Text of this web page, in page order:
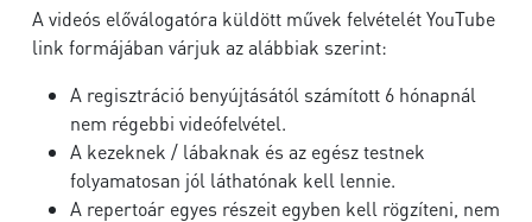
A videós előválogatóra küldött művek felvételét YouTube
link formájában várjuk az alábbiak szerint:
A regisztráció benyújtásától számított 6 hónapnál
nem régebbi videófelvétel.
A kezeknek / lábaknak és az egész testnek
folyamatosan jól láthatónak kell lennie.
A repertoár egyes részeit egyben kell rögzíteni, nem